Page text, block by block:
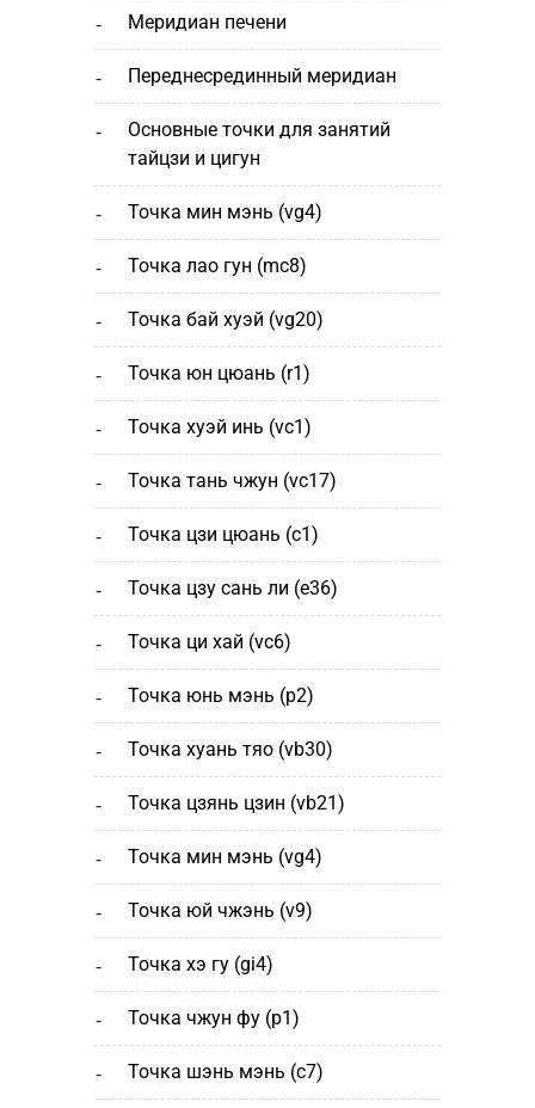
меридиан печени
переднесрединный меридиан
основные точки для занятий
тайцзи и цигун
точка мин мэнь (vg4)
точка лао гун (mc8)
точка бай хуэй (vg20)
точка юн цюань (r1)
точка хуэй инь (vc1)
точка тань чжун (vc17)
точка цзи цюань (с1)
точка цзу сань ли (e36)
точка ци хай (vc6)
точка юнь мэнь (р2)
точка хуань тяо (vb30)
точка цзянь цзин (vb21)
точка мин мэнь (vg4)
точка юй чжэнь (v9)
точка хэ гу (gi4)
точка чжун фу (p1)
точка шэнь мэнь (с7)